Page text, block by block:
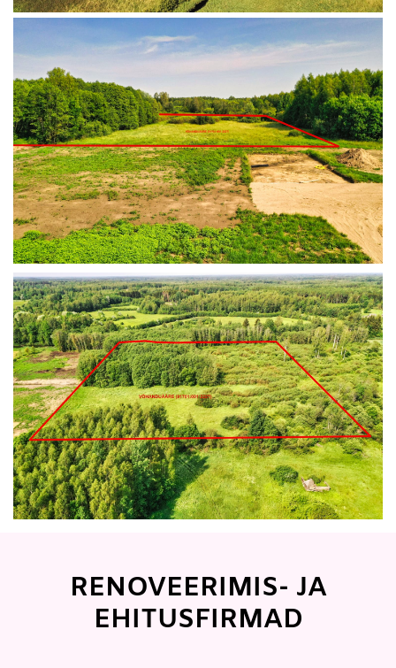
RENOVEERIMIS- JA
EHITUSFIRMAD